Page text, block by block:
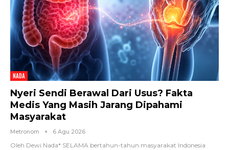
NADA
Nyeri Sendi Berawal Dari Usus? Fakta
Medis Yang Masih Jarang Dipahami
Masyarakat
Metronom 6 Agu 2026
Oleh Dewi Nada* SELAMA bertahun-tahun masyarakat Indonesia